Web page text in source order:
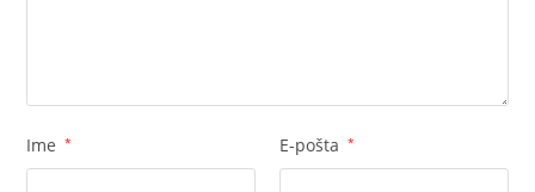
Ime * E-pošta *